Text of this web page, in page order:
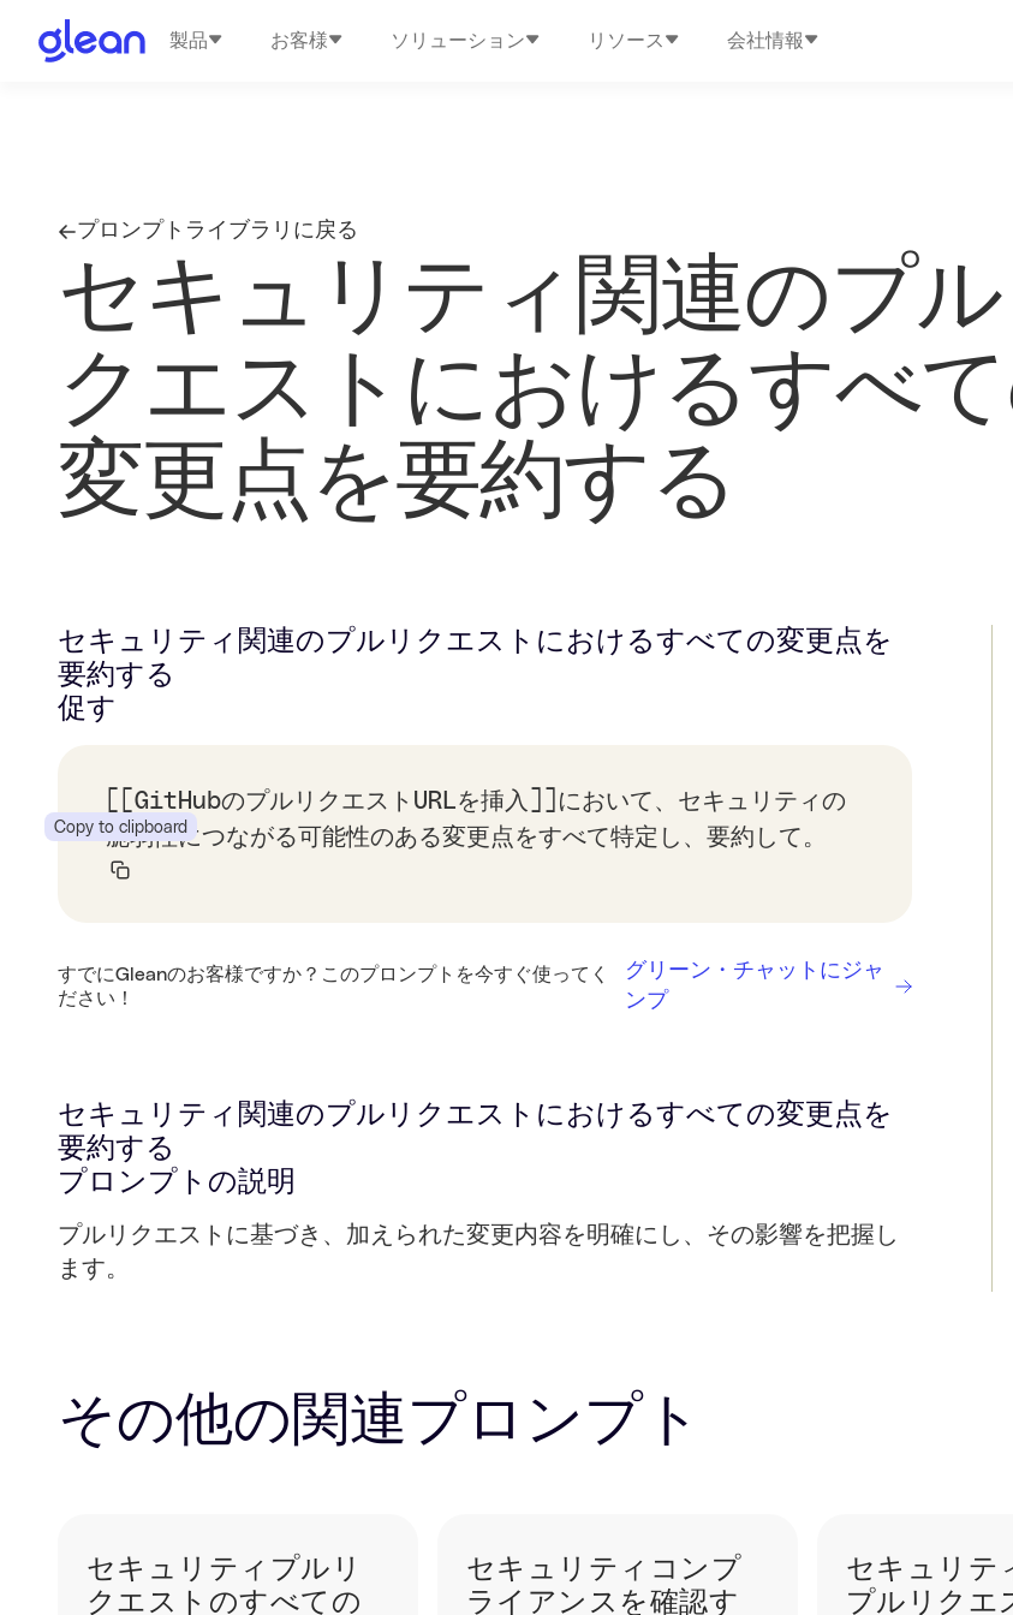
製品 お客様 ソリューション リソース 会社情報
プロンプトライブラリに戻る
セキュリティ関連のプル
クエストにおけるすべ
変更点を要約する
セキュリティ関連のプルリクエストにおけるすべての変更点を
要約する
促す
[[GitHubのプルリクエストURLを挿入]]において、セキュリティの
脆弱性につながる可能性のある変更点をすべて特定し、要約して。
Copy to clipboard
すでにGleanのお客様ですか？このプロンプトを今すぐ使ってく
ださい！
グリーン・チャットにジャ
ンプ
セキュリティ関連のプルリクエストにおけるすべての変更点を
要約する
プロンプトの説明
プルリクエストに基づき、加えられた変更内容を明確にし、その影響を把握し
ます。
その他の関連プロンプト
セキュリティプルリ
クエストのすべての
セキュリティコンプ
ライアンスを確認す
セキュリテ
プルリクエ